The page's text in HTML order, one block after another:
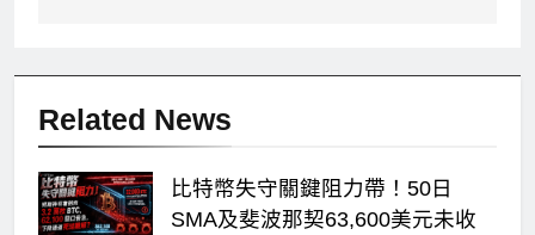
Related News
比特幣失守關鍵阻力帶！50日
SMA及斐波那契63,600美元未收